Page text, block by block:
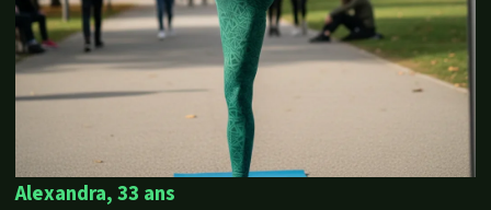
Alexandra, 33 ans